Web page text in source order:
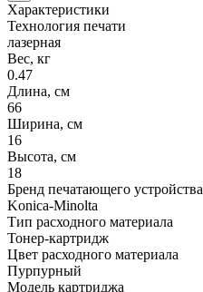
Характеристики
Технология печати
лазерная
Вес, кг
0.47
Длина, см
66
Ширина, см
16
Высота, см
18
Бренд печатающего устройства
Konica-Minolta
Тип расходного материала
Тонер-картридж
Цвет расходного материала
Пурпурный
Модель картриджа